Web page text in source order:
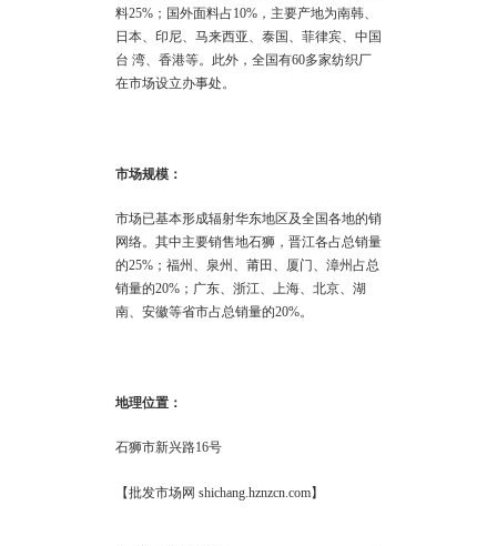
料25%；国外面料占10%，主要产地为南韩、
日本、印尼、马来西亚、泰国、菲律宾、中国
台 湾、香港等。此外，全国有60多家纺织厂
在市场设立办事处。
市场规模：
市场已基本形成辐射华东地区及全国各地的销
网络。其中主要销售地石狮，晋江各占总销量
的25%； 福州 、泉州、莆田、厦门、漳州占总
销量的20%；广东、浙江、上海、 北京、湖
南、安徽等省市占总销量的20%。
地理位置：
石狮市新兴路16号
【批发市场网 shichang.hznzcn.com】